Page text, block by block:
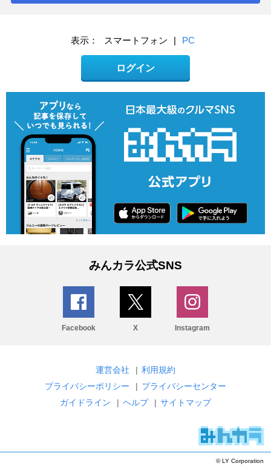
表示： スマートフォン PC
ログイン
みんカラ公式SNS
Facebook X Instagram
運営会社 | 利用規約
プライバシーポリシー
| プライバシーセンター
ガイドライン
| ヘルプ | サイトマップ
© LY Corporation